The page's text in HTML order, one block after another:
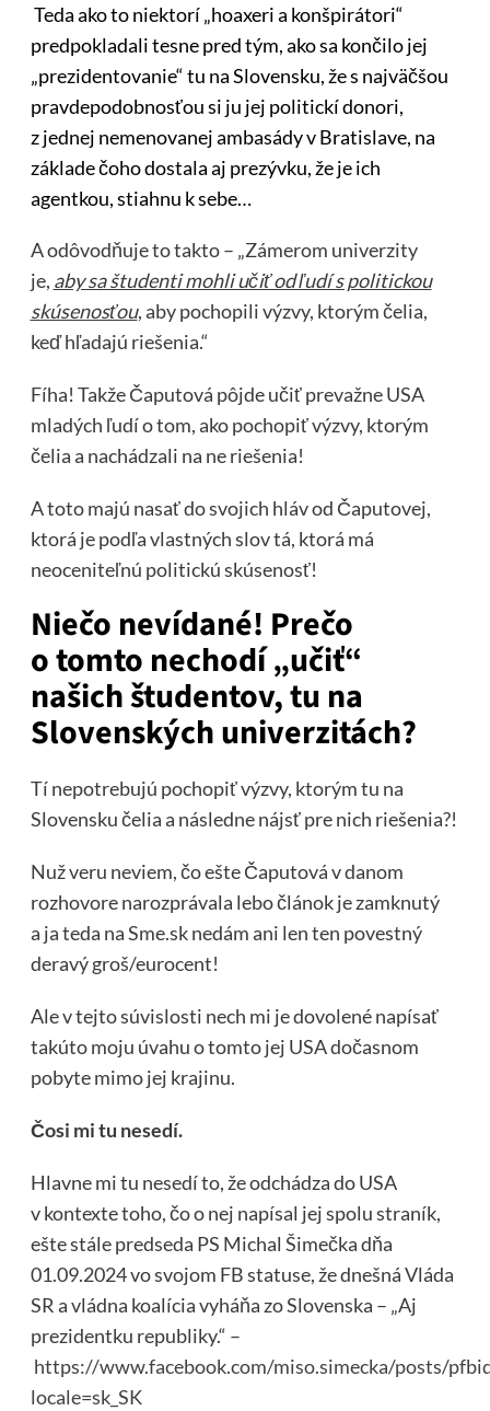
Teda ako to niektorí „hoaxeri a konšpirátori“
predpokladali tesne pred tým, ako sa končilo jej
„prezidentovanie“ tu na Slovensku, že s najväčšou
pravdepodobnosťou si ju jej politickí donori,
z jednej nemenovanej ambasády v Bratislave, na
základe čoho dostala aj prezývku, že je ich
agentkou, stiahnu k sebe…
A odôvodňuje to takto – „Zámerom univerzity
je, aby sa študenti mohli učiť od ľudí s politickou
skúsenosťou, aby pochopili výzvy, ktorým čelia,
keď hľadajú riešenia.“
Fíha! Takže Čaputová pôjde učiť prevažne USA
mladých ľudí o tom, ako pochopiť výzvy, ktorým
čelia a nachádzali na ne riešenia!
A toto majú nasať do svojich hláv od Čaputovej,
ktorá je podľa vlastných slov tá, ktorá má
neoceniteľnú politickú skúsenosť!
Niečo nevídané! Prečo
o tomto nechodí „učiť“
našich študentov, tu na
Slovenských univerzitách?
Tí nepotrebujú pochopiť výzvy, ktorým tu na
Slovensku čelia a následne nájsť pre nich riešenia?!
Nuž veru neviem, čo ešte Čaputová v danom
rozhovore narozprávala lebo článok je zamknutý
a ja teda na Sme.sk nedám ani len ten povestný
deravý groš/eurocent!
Ale v tejto súvislosti nech mi je dovolené napísať
takúto moju úvahu o tomto jej USA dočasnom
pobyte mimo jej krajinu.
Čosi mi tu nesedí.
Hlavne mi tu nesedí to, že odchádza do USA
v kontexte toho, čo o nej napísal jej spolu straník,
ešte stále predseda PS Michal Šimečka dňa
01.09.2024 vo svojom FB statuse, že dnešná Vláda
SR a vládna koalícia vyháňa zo Slovenska – „Aj
prezidentku republiky.“ –
https://www.facebook.com/miso.simecka/posts/
locale=sk_SK